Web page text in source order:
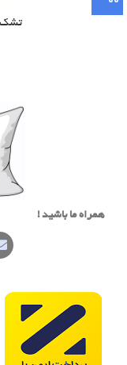
تشک
همراه ما باشید !